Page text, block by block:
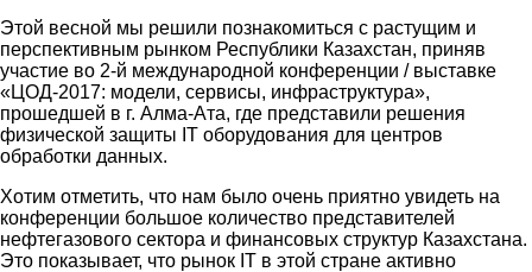
Этой весной мы решили познакомиться с растущим и
перспективным рынком Республики Казахстан, приняв
участие во 2-й международной конференции / выставке
«ЦОД-2017: модели, сервисы, инфраструктура»,
прошедшей в г. Алма-Ата, где представили решения
физической защиты IT оборудования для центров
обработки данных.
Хотим отметить, что нам было очень приятно увидеть на
конференции большое количество представителей
нефтегазового сектора и финансовых структур Казахстана.
Это показывает, что рынок IT в этой стране активно